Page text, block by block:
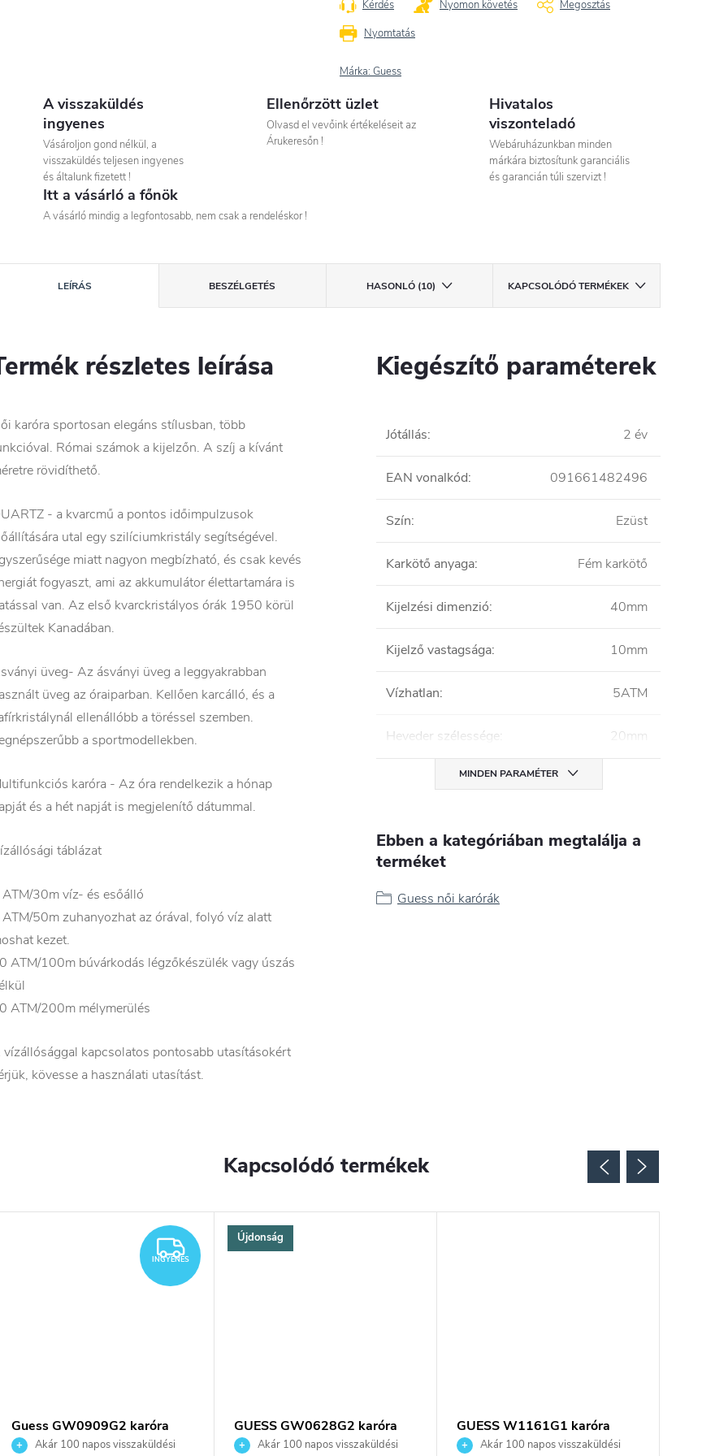
Nyomtatás
Kérdés Nyomon követés Megosztás
Márka: Guess
A visszaküldés
ingyenes
Vásároljon gond nélkül, a
visszaküldés teljesen ingyenes
és általunk fizetett !
Ellenőrzött üzlet
Olvasd el vevőink értékeléseit az
Árukeresőn !
Hivatalos
viszonteladó
Webáruházunkban minden
márkára biztosítunk garanciális
és garancián túli szervizt !
Itt a vásárló a főnök
A vásárló mindig a legfontosabb, nem csak a rendeléskor !
LEÍRÁS BESZÉLGETÉS HASONLÓ (10) KAPCSOLÓDÓ TERMÉKEK
részletes leírása
karóra sportosan elegáns stílusban, több
Római számok a kijelzőn. A szíj a kívánt
rövidíthető.
- a kvarcmű a pontos időimpulzusok
utal egy szilíciumkristály segítségével.
miatt nagyon megbízható, és csak kevés
fogyaszt, ami az akkumulátor élettartamára is
van. Az első kvarckristályos órák 1950 körül
Kanadában.
üveg- Az ásványi üveg a leggyakrabban
üveg az óraiparban. Kellően karcálló, és a
ellenállóbb a töréssel szemben.
a sportmodellekben.
karóra - Az óra rendelkezik a hónap
és a hét napját is megjelenítő dátummal.
táblázat
30m víz- és esőálló
50m zuhanyozhat az órával, folyó víz alatt
kezet.
ATM/100m búvárkodás légzőkészülék vagy úszás
ATM/200m mélymerülés
vízállósággal kapcsolatos pontosabb utasításokért
kövesse a használati utasítást.
Kiegészítő paraméterek
Jótállás: 2 év
EAN vonalkód: 091661482496
Szín: Ezüst
Karkötő anyaga: Fém karkötő
Kijelzési dimenzió: 40mm
Kijelző vastagsága: 10mm
Vízhatlan: 5ATM
Heveder szélessége: 20mm
MINDEN PARAMÉTER
Ebben a kategóriában megtalálja a
terméket
Guess női karórák
Kapcsolódó termékek
INGYENES
INGYENES
Guess GW0909G2 karóra
Akár 100 napos visszaküldési
Újdonság
GUESS GW0628G2 karóra
Akár 100 napos visszaküldési
GUESS W1161G1 karóra
Akár 100 napos visszaküldési